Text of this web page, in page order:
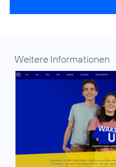
Weitere Informationen